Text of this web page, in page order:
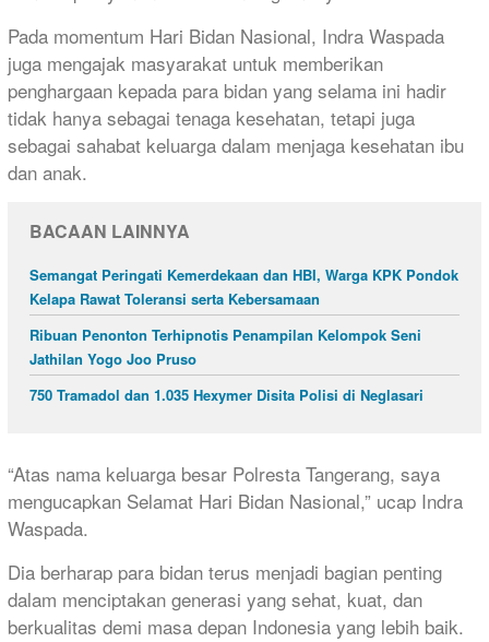
Pada momentum Hari Bidan Nasional, Indra Waspada
juga mengajak masyarakat untuk memberikan
penghargaan kepada para bidan yang selama ini hadir
tidak hanya sebagai tenaga kesehatan, tetapi juga
sebagai sahabat keluarga dalam menjaga kesehatan ibu
dan anak.
BACAAN LAINNYA
Semangat Peringati Kemerdekaan dan HBI, Warga KPK Pondok
Kelapa Rawat Toleransi serta Kebersamaan
Ribuan Penonton Terhipnotis Penampilan Kelompok Seni
Jathilan Yogo Joo Pruso
750 Tramadol dan 1.035 Hexymer Disita Polisi di Neglasari
“Atas nama keluarga besar Polresta Tangerang, saya
mengucapkan Selamat Hari Bidan Nasional,” ucap Indra
Waspada.
Dia berharap para bidan terus menjadi bagian penting
dalam menciptakan generasi yang sehat, kuat, dan
berkualitas demi masa depan Indonesia yang lebih baik.